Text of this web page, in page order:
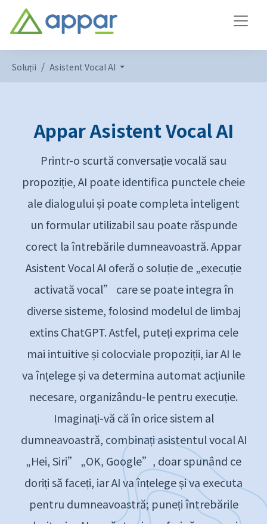
Soluții Asistent Vocal AI
Appar Asistent Vocal AI
Printr-o scurtă conversație vocală sau
propoziție, AI poate identifica punctele cheie
ale dialogului și poate completa inteligent
un formular utilizabil sau poate răspunde
corect la întrebările dumneavoastră. Appar
Asistent Vocal AI oferă o soluție de „execuție
activată vocal” care se poate integra în
diverse sisteme, folosind modelul de limbaj
extins ChatGPT. Astfel, puteți exprima cele
mai intuitive și colocviale propoziții, iar AI le
va înțelege și va determina automat acțiunile
necesare, organizându-le pentru execuție.
Imaginați-vă că în orice sistem al
dumneavoastră, combinați asistentul vocal AI
„Hei, Siri” „OK, Google”, doar spunând ce
doriți să faceți, iar AI va înțelege și va executa
pentru dumneavoastră; puneți întrebările